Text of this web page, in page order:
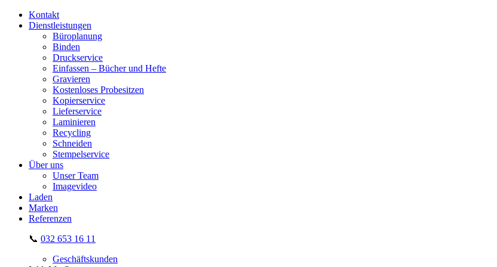
Kontakt
Dienstleistungen
Büroplanung
Binden
Druckservice
Einfassen – Bücher und Hefte
Gravieren
Kostenloses Probesitzen
Kopierservice
Lieferservice
Laminieren
Recycling
Schneiden
Stempelservice
Über uns
Unser Team
Imagevideo
Laden
Marken
Referenzen
📞 032 653 16 11
Geschäftskunden